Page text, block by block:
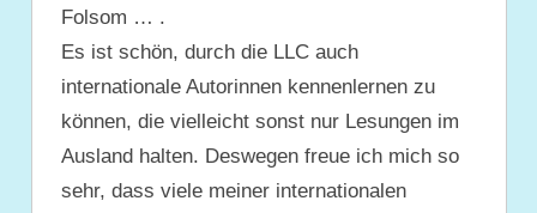
Folsom … .
Es ist schön, durch die LLC auch
internationale Autorinnen kennenlernen zu
können, die vielleicht sonst nur Lesungen im
Ausland halten. Deswegen freue ich mich so
sehr, dass viele meiner internationalen